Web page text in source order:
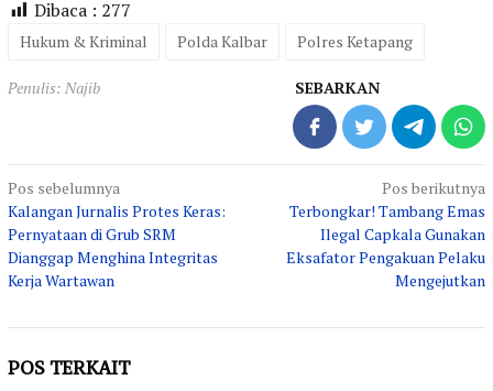
Dibaca : 277
Hukum & Kriminal Polda Kalbar Polres Ketapang
Penulis: Najib SEBARKAN
Navigasi
pos
Pos sebelumnya
Kalangan Jurnalis Protes Keras:
Pernyataan di Grub SRM
Dianggap Menghina Integritas
Kerja Wartawan
Pos berikutnya
Terbongkar! Tambang Emas
Ilegal Capkala Gunakan
Eksafator Pengakuan Pelaku
Mengejutkan
POS TERKAIT